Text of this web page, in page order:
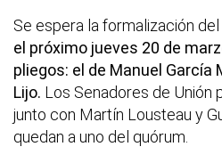
Se espera la formalización del
el próximo jueves 20 de
pliegos: el de Manuel García
Lijo. Los Senadores de Unión
junto con Martín Lousteau y
quedan a uno del quórum.